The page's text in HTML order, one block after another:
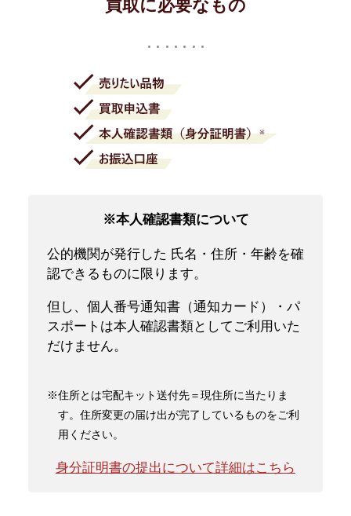
買取に必要なもの
※本人確認書類について
公的機関が発行した 氏名・住所・年齢を確
認できるものに限ります。
但し、個人番号通知書（通知カード）・パ
スポートは本人確認書類としてご利用いた
だけません。
※住所とは宅配キット送付先＝現住所に当たりま
す。住所変更の届け出が完了しているものをご利
用ください。
身分証明書の提出について詳細はこちら